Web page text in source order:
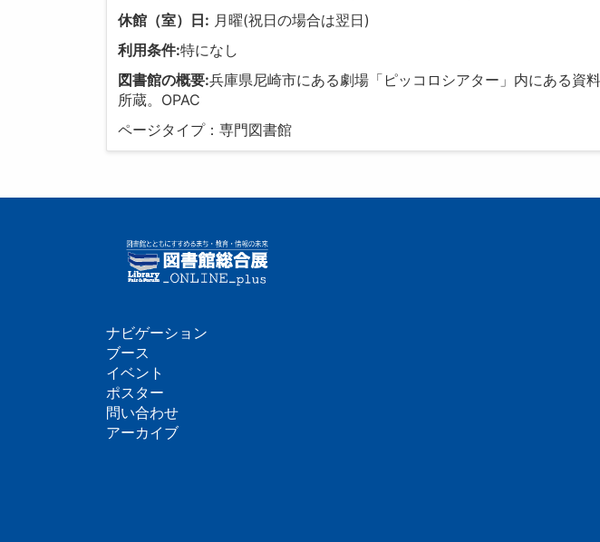
休館（室）日: 月曜(祝日の場合は翌日)
利用条件:特になし
図書館の概要:兵庫県尼崎市にある劇場「ピッコロシアター」内にある
所蔵。OPAC
ページタイプ：専門図書館
フ
ッ
タ
ナビゲーション
ブース
イベント
ポスター
問い合わせ
アーカイブ